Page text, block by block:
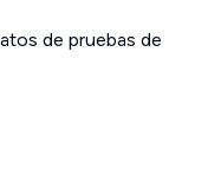
de pruebas de